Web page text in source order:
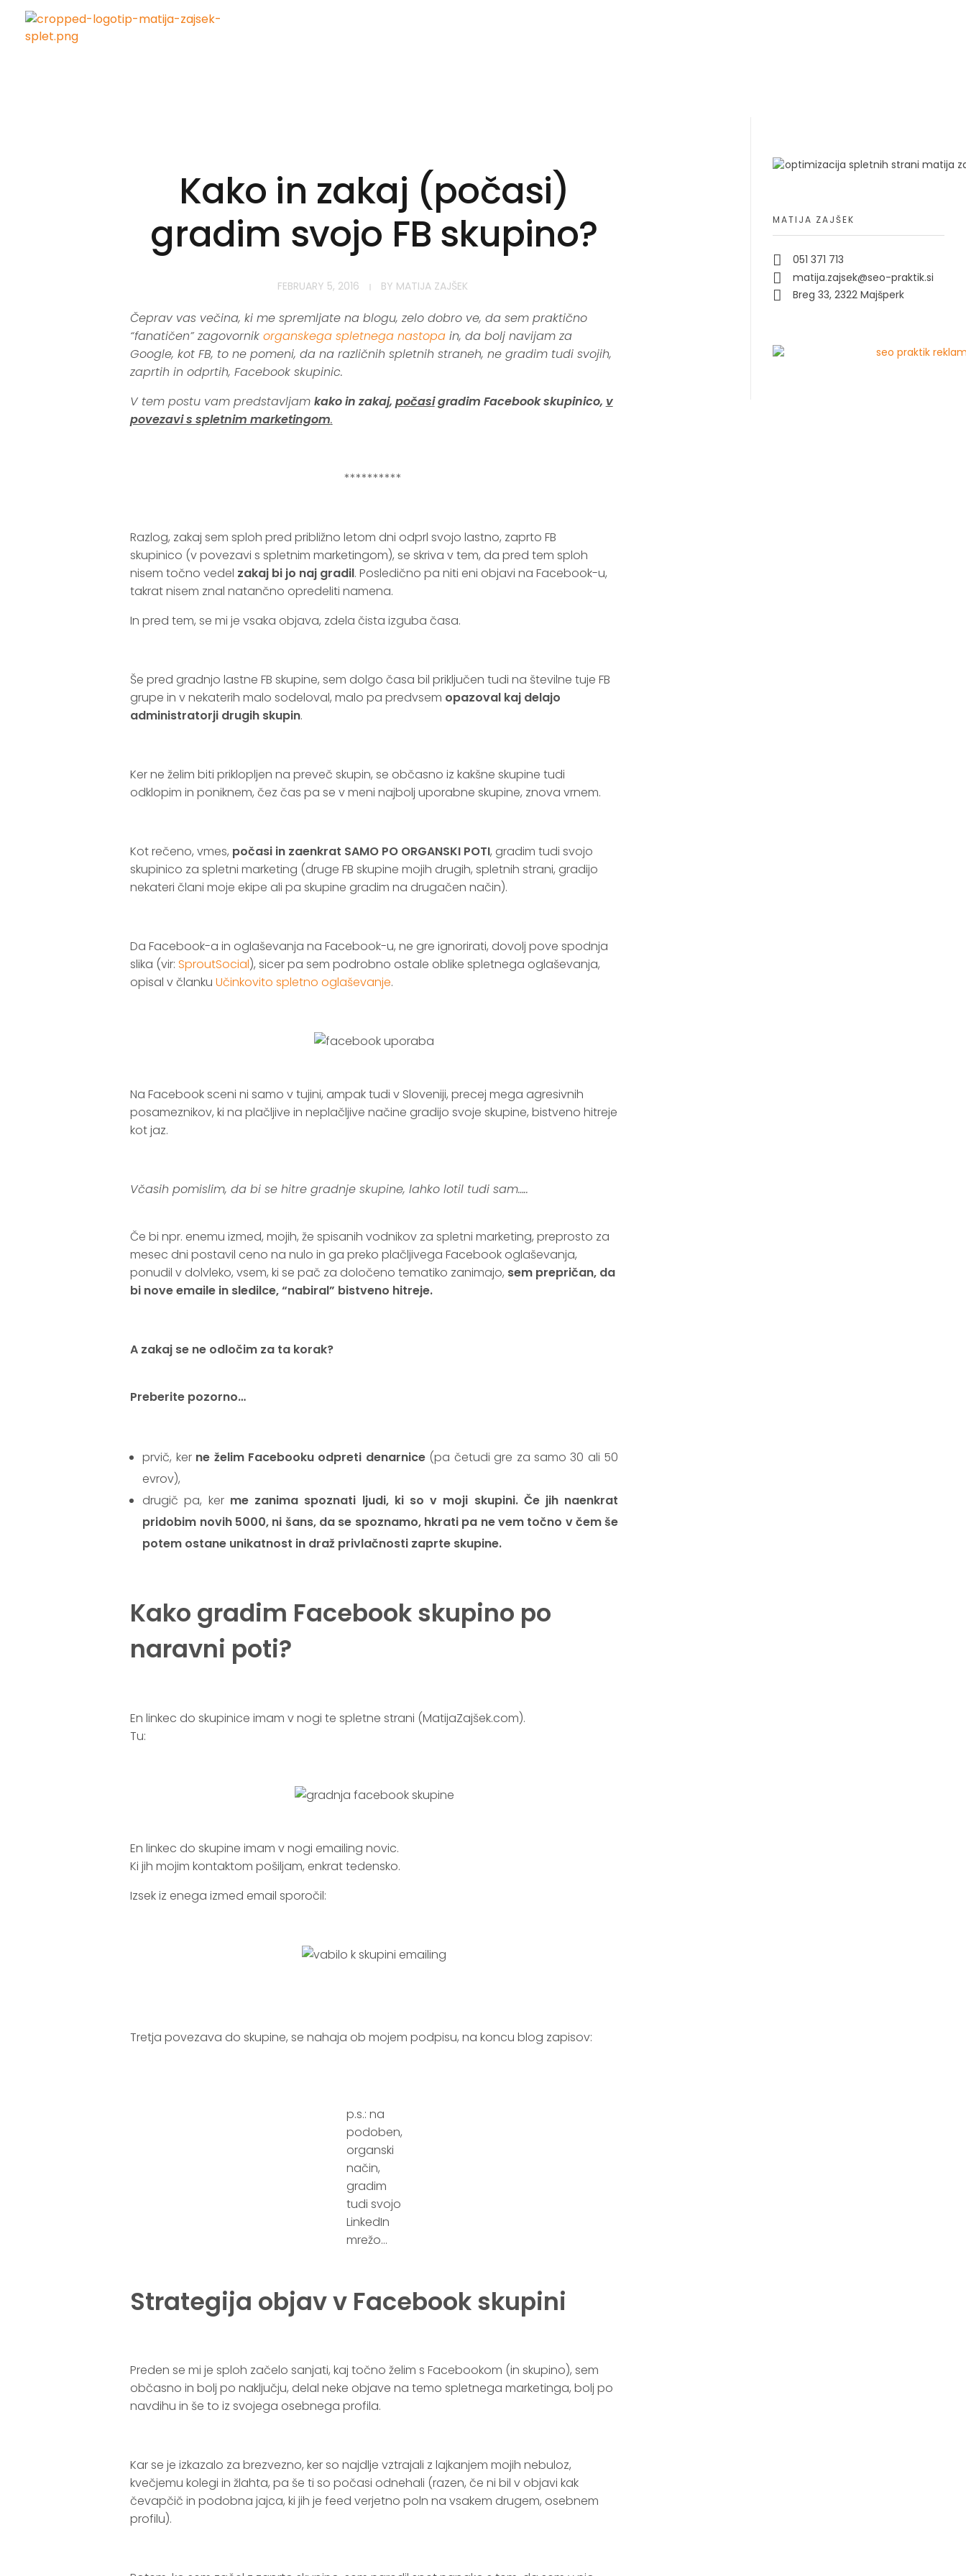
Kako in zakaj (počasi)
gradim svojo FB skupino?
FEBRUARY 5, 2016 BY MATIJA ZAJŠEK
Čeprav vas večina, ki me spremljate na blogu, zelo dobro ve, da sem praktično
“fanatičen” zagovornik organskega spletnega nastopain, da bolj navijam za
Google, kot FB, to ne pomeni, da na različnih spletnih straneh, ne gradim tudi svojih,
zaprtih in odprtih, Facebook skupinic.
V tem postu vam predstavljam kako in zakaj, počasigradim Facebook skupinico, v
povezavi s spletnim marketingom.
**********
Razlog, zakaj sem sploh pred približno letom dni odprl svojo lastno, zaprto FB
skupinico (v povezavi s spletnim marketingom), se skriva v tem, da pred tem sploh
nisem točno vedel zakaj bi jo naj gradil. Posledično pa niti eni objavi na Facebook-u,
takrat nisem znal natančno opredeliti namena.
In pred tem, se mi je vsaka objava, zdela čista izguba časa.
Še pred gradnjo lastne FB skupine, sem dolgo časa bil priključen tudi na številne tuje FB
grupe in v nekaterih malo sodeloval, malo pa predvsem opazoval kaj delajo
administratorji drugih skupin.
Ker ne želim biti priklopljen na preveč skupin, se občasno iz kakšne skupine tudi
odklopim in poniknem, čez čas pa se v meni najbolj uporabne skupine, znova vrnem.
Kot rečeno, vmes, počasi in zaenkrat SAMO PO ORGANSKI POTI, gradim tudi svojo
skupinico za spletni marketing (druge FB skupine mojih drugih, spletnih strani, gradijo
nekateri člani moje ekipe ali pa skupine gradim na drugačen način).
Da Facebook-a in oglaševanja na Facebook-u, ne gre ignorirati, dovolj pove spodnja
slika (vir: SproutSocial), sicer pa sem podrobno ostale oblike spletnega oglaševanja,
opisal v članku Učinkovito spletno oglaševanje.
Na Facebook sceni ni samo v tujini, ampak tudi v Sloveniji, precej mega agresivnih
posameznikov, ki na plačljive in neplačljive načine gradijo svoje skupine, bistveno hitreje
kot jaz.
Včasih pomislim, da bi se hitre gradnje skupine, lahko lotil tudi sam…..
Če bi npr. enemu izmed, mojih, že spisanih vodnikov za spletni marketing, preprosto za
mesec dni postavil ceno na nulo in ga preko plačljivega Facebook oglaševanja,
ponudil v dolvleko, vsem, ki se pač za določeno tematiko zanimajo, sem prepričan, da
bi nove emaile in sledilce, “nabiral” bistveno hitreje.
A zakaj se ne odločim za ta korak?
Preberite pozorno…
prvič, ker ne želim Facebooku odpreti denarnice(pa četudi gre za samo 30 ali 50
evrov),
drugič pa, ker me zanima spoznati ljudi, ki so v moji skupini. Če jih naenkrat
pridobim novih 5000, ni šans, da se spoznamo, hkrati pa ne vem točno v čem še
potem ostane unikatnost in draž privlačnosti zaprte skupine.
Kako gradim Facebook skupino po
naravni poti?
En linkec do skupinice imam v nogi te spletne strani (MatijaZajšek.com).
Tu:
En linkec do skupine imam v nogi emailing novic.
Ki jih mojim kontaktom pošiljam, enkrat tedensko.
Izsek iz enega izmed email sporočil:
Tretja povezava do skupine, se nahaja ob mojem podpisu, na koncu blog zapisov:
p.s.: na
podoben,
organski
način,
gradim
tudi svojo
LinkedIn
mrežo…
Strategija objav v Facebook skupini
Preden se mi je sploh začelo sanjati, kaj točno želim s Facebookom (in skupino), sem
občasno in bolj po naključju, delal neke objave na temo spletnega marketinga, bolj po
navdihu in še to iz svojega osebnega profila.
Kar se je izkazalo za brezvezno, ker so najdlje vztrajali z lajkanjem mojih nebuloz,
kvečjemu kolegi in žlahta, pa še ti so počasi odnehali (razen, če ni bil v objavi kak
čevapčič in podobna jajca, ki jih je feed verjetno poln na vsakem drugem, osebnem
profilu).
MATIJA ZAJŠEK
051 371 713
matija.zajsek@seo-praktik.si
Breg 33, 2322 Majšperk